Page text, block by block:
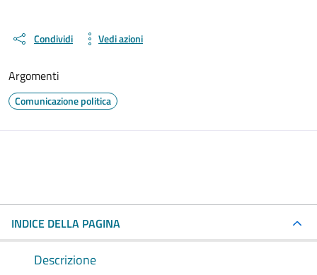
Condividi Vedi azioni
Argomenti
Comunicazione politica
INDICE DELLA PAGINA
Descrizione